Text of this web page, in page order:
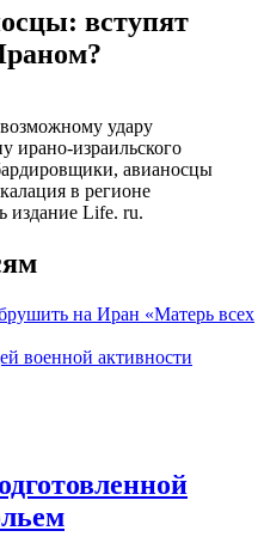
вступят
удару
ирано-израильского
авианосцы
в регионе
издание Life. ru.
на Иран «Матерь всех
военной активности